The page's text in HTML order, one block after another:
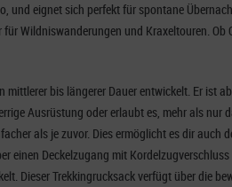
und eignet sich perfekt für spontane
Wildniswanderungen und Kraxeltouren.
mittlerer bis längerer Dauer entwickelt. Er ist
Ausrüstung oder erlaubt es, mehr als
als je zuvor. Dies ermöglicht es dir
einen Deckelzugang mit
Dieser Trekkingrucksack verfügt über die